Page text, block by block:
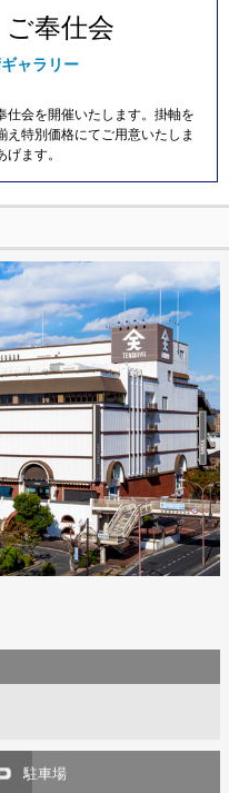
奉仕会
ャラリー
仕会を開催いたします。掛軸を
特別価格にてご用意いたしま
ます。
駐車場